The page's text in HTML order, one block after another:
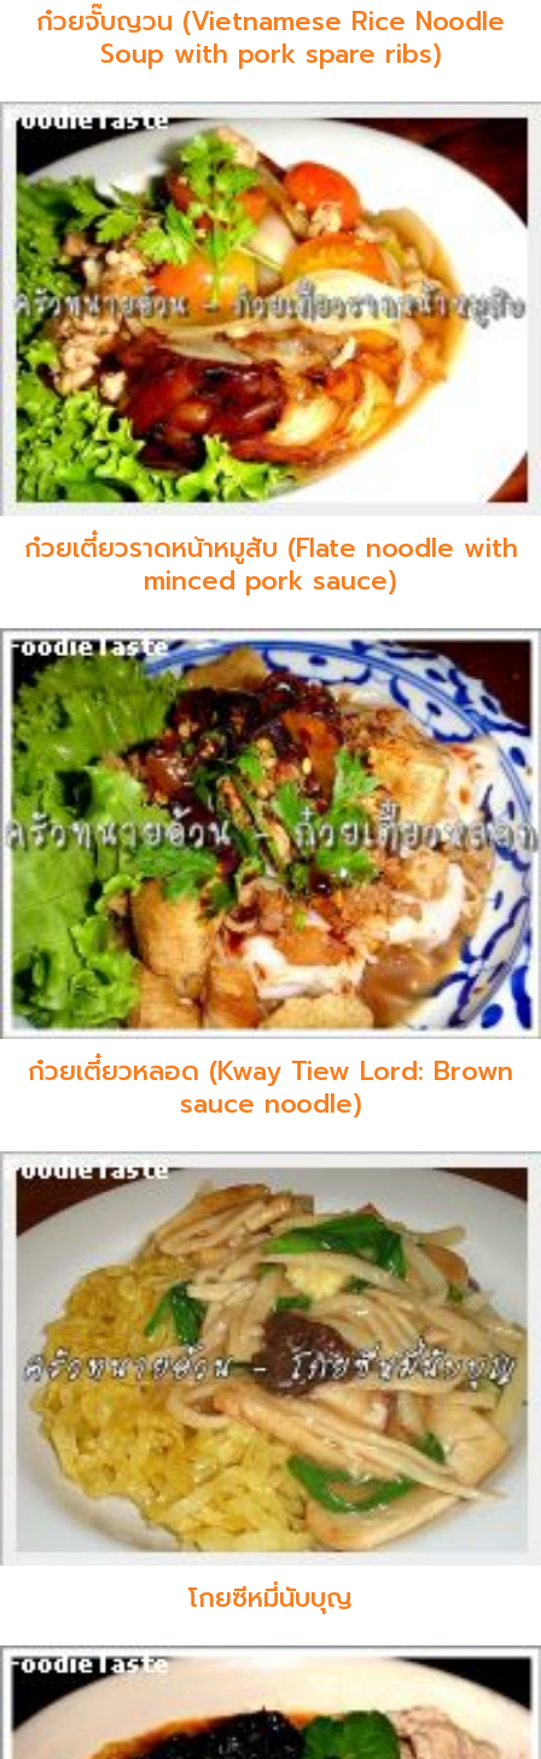
ก๋วยจั๊บญวน (Vietnamese Rice Noodle
Soup with pork spare ribs)
ก๋วยเตี๋ยวราดหน้าหมูสับ (Flate noodle with
minced pork sauce)
ก๋วยเตี๋ยวหลอด (Kway Tiew Lord: Brown
sauce noodle)
โกยซีหมี่นับบุญ